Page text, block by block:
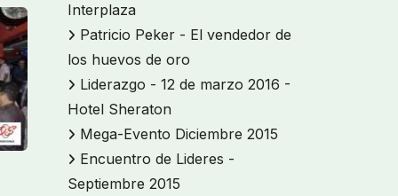
Interplaza
Patricio Peker - El vendedor de
los huevos de oro
Liderazgo - 12 de marzo 2016 -
Hotel Sheraton
Mega-Evento Diciembre 2015
Encuentro de Lideres -
Septiembre 2015